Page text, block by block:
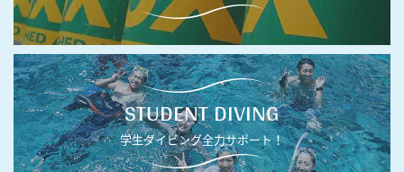
STUDENT DIVING
学生ダイビング全力サポート！